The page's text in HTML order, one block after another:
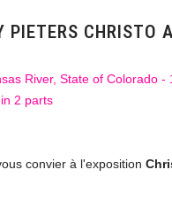
PIETERS CHRISTO
convier à l'exposition